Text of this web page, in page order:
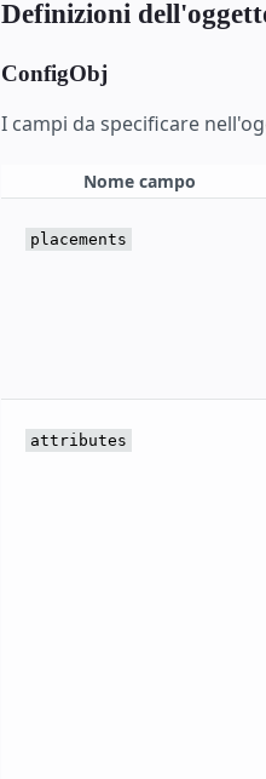
Definizioni
ConfigObj
I campi da specificare
Nome campo
placements
attributes